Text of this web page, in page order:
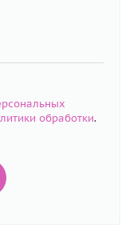
обработки.